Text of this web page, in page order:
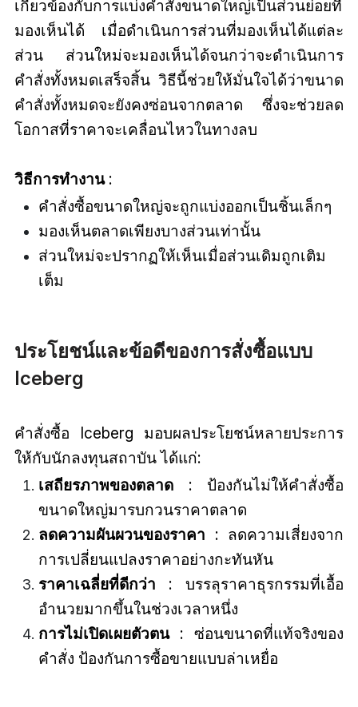
เกี่ยวข้องกับการแบ่งคำสั่งขนาดใหญ่เป็นส่วนย่อยที่
มองเห็นได้ เมื่อดำเนินการส่วนที่มองเห็นได้แต่ละ
ส่วน ส่วนใหม่จะมองเห็นได้จนกว่าจะดำเนินการ
คำสั่งทั้งหมดเสร็จสิ้น วิธีนี้ช่วยให้มั่นใจได้ว่าขนาด
คำสั่งทั้งหมดจะยังคงซ่อนจากตลาด ซึ่งจะช่วยลด
โอกาสที่ราคาจะเคลื่อนไหวในทางลบ
วิธีการทำงาน:
คำสั่งซื้อขนาดใหญ่จะถูกแบ่งออกเป็นชิ้นเล็กๆ
มองเห็นตลาดเพียงบางส่วนเท่านั้น
ส่วนใหม่จะปรากฏให้เห็นเมื่อส่วนเดิมถูกเติม
เต็ม
ประโยชน์และข้อดีของการสั่งซื้อแบบ
Iceberg
คำสั่งซื้อ Iceberg มอบผลประโยชน์หลายประการ
ให้กับนักลงทุนสถาบัน ได้แก่:
เสถียรภาพของตลาด: ป้องกันไม่ให้คำสั่งซื้อ
ขนาดใหญ่มารบกวนราคาตลาด
ลดความผันผวนของราคา : ลดความเสี่ยงจาก
การเปลี่ยนแปลงราคาอย่างกะทันหัน
ราคาเฉลี่ยที่ดีกว่า
: บรรลุราคาธุรกรรมที่เอื้อ
อำนวยมากขึ้นในช่วงเวลาหนึ่ง
การไม่เปิดเผยตัวตน : ซ่อนขนาดที่แท้จริงของ
คำสั่ง ป้องกันการซื้อขายแบบล่าเหยื่อ